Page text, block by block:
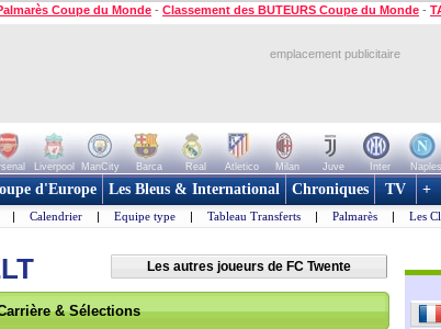
Coupe du Monde - Classement des BUTEURS Coupe du Monde -
emplacement publicitaire
Liverpool ManCity Barca Real Atletico Milan Juve Inter Naples
d'Europe Les Bleus & International Chroniques TV +
| Calendrier | Equipe type | Tableau Transferts | Palmarès | Les
Les autres joueurs de FC Twente
& Sélections